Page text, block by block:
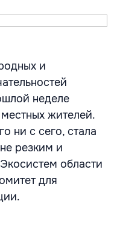
и
неделе
жителей.
ни с сего, стала
резким и
области
для